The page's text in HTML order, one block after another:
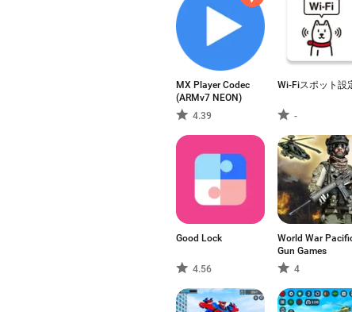
MX Player Codec
(ARMv7 NEON)
4.39
Wi-Fiスポット設
-
Good Lock
4.56
World War
Gun Games
4